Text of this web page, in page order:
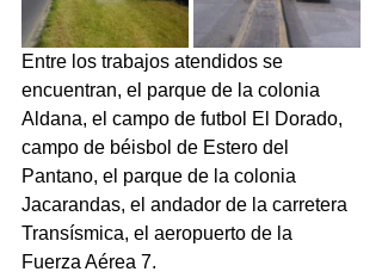
Entre los trabajos atendidos se
encuentran, el parque de la colonia
Aldana, el campo de futbol El Dorado,
campo de béisbol de Estero del
Pantano, el parque de la colonia
Jacarandas, el andador de la carretera
Transísmica, el aeropuerto de la
Fuerza Aérea 7.